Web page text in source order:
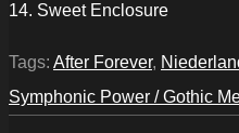
14. Sweet Enclosure
Tags: After Forever,
Symphonic Power / Gothic